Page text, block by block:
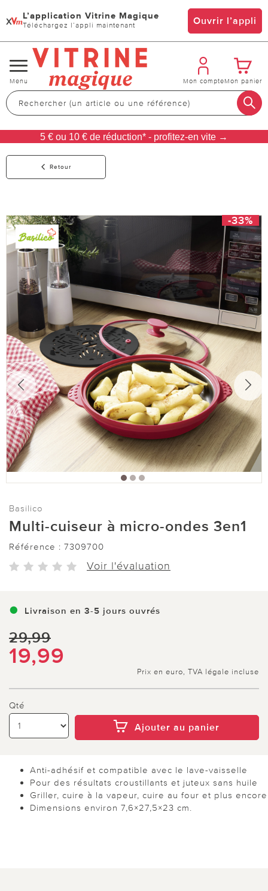
x L’application Vitrine Magique
Téléchargez l’appli maintenant Ouvrir l’appli
Changer
de
navigation
Menu Mon compteMon panier
5 € ou 10 € de réduction* - profitez-en vite →
Retour
-33%
Basilico
Multi-cuiseur à micro-ondes 3en1
Référence : 7309700
Voir l'évaluation
Livraison en 3-5 jours ouvrés
29,99
19,99
Prix en euro, TVA légale incluse
Qté
Ajouter au panier
Anti-adhésif et compatible avec le lave-vaisselle
Pour des résultats croustillants et juteux sans huile
Griller, cuire à la vapeur, cuire au four et plus encore
Dimensions environ 7,6×27,5×23 cm.